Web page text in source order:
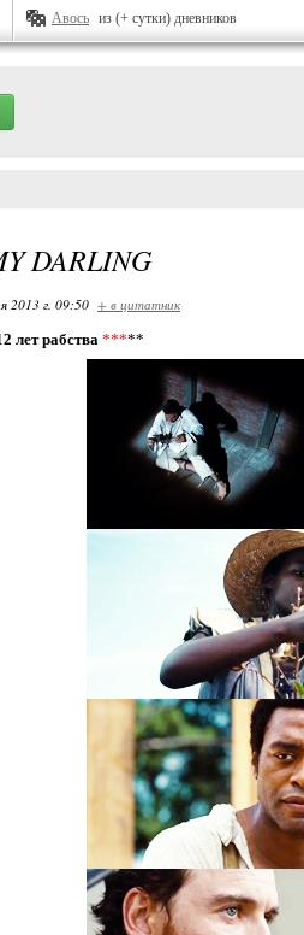
Авось из (+ сутки) дневников
DARLING
2013 г. 09:50 + в цитатник
лет рабства *****